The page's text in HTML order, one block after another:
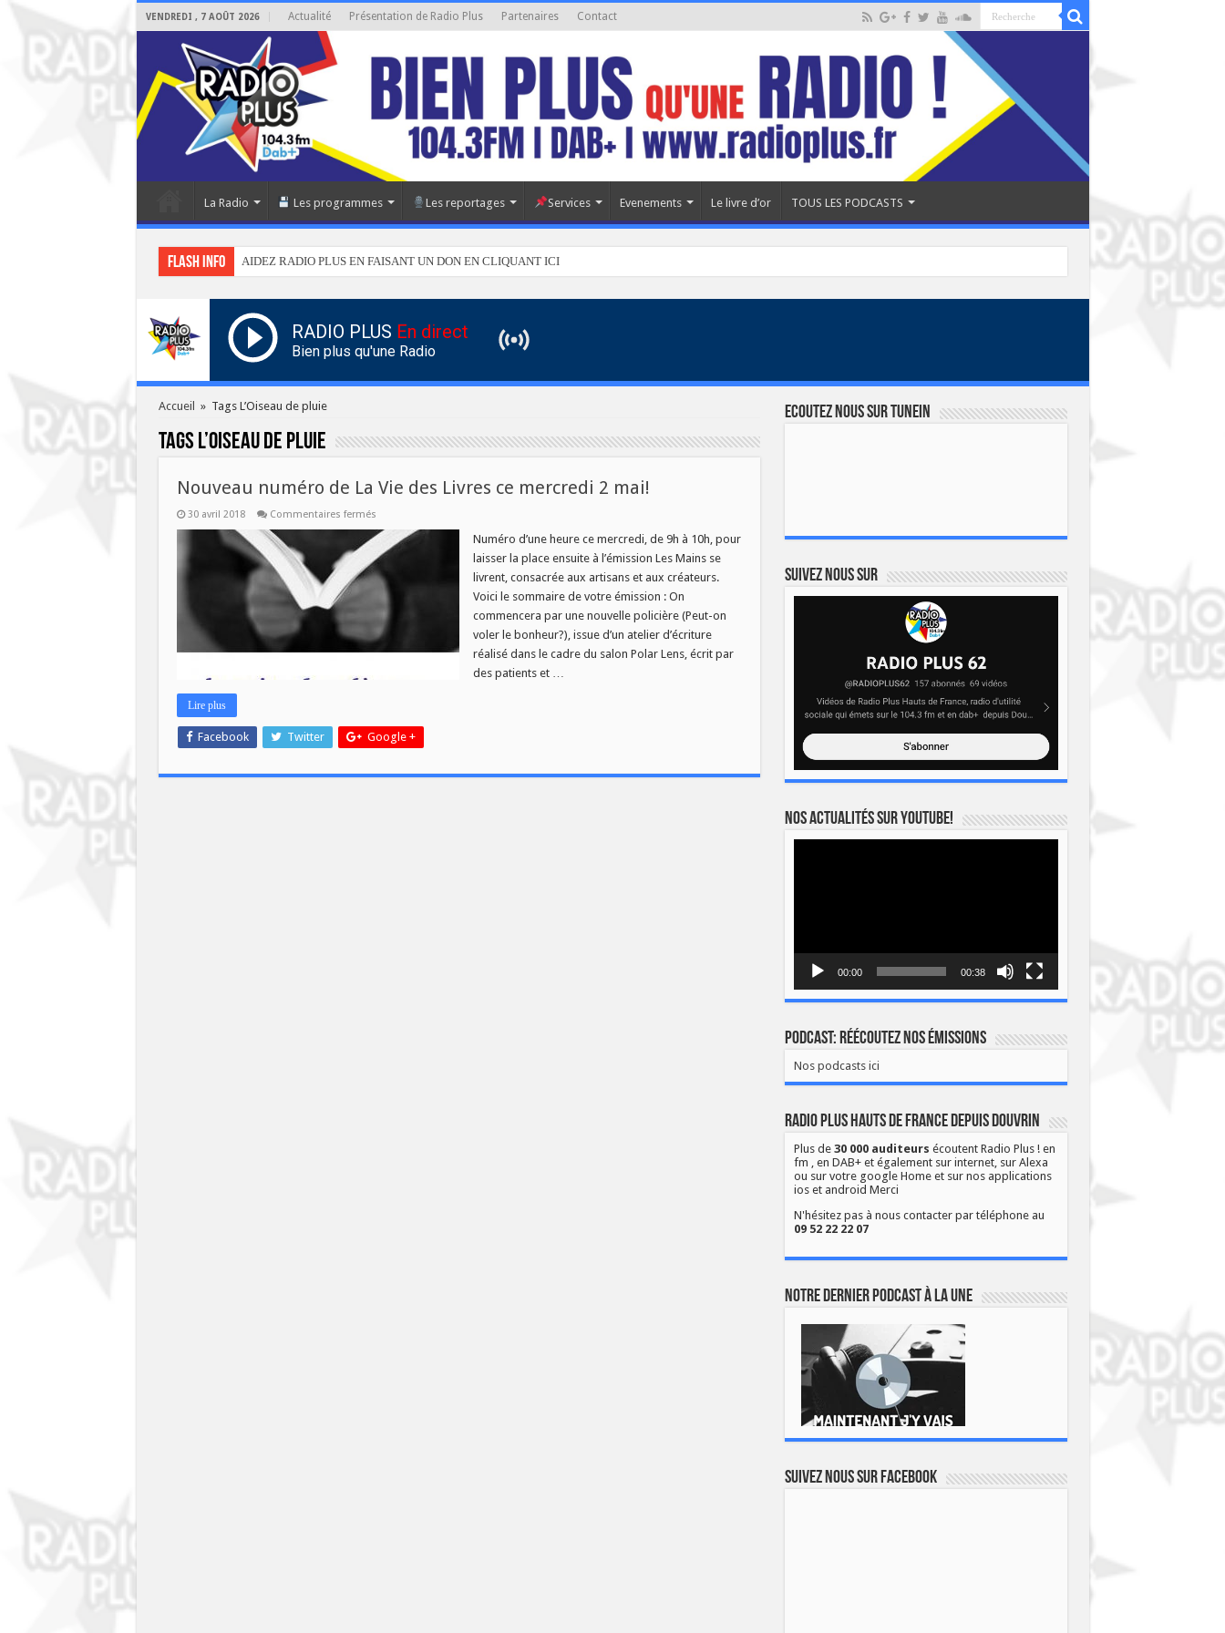
VENDREDI , 7 AOÛT 2026 Actualité Présentation de Radio Plus Partenaires Contact
La Radio Les programmes Les reportages Services Evenements Le livre d’or TOUS LES PODCASTS
Flash info AIDEZ RADIO PLUS EN FAISANT UN DON EN CLIQUANT ICI
RADIO PLUS En direct
Bien plus qu'une Radio
Accueil » Tags L’Oiseau de pluie
Tags L’Oiseau de pluie
Nouveau numéro de La Vie des Livres ce mercredi 2 mai!
30 avril 2018 Commentaires ferméssur
numéro
de
La
Vie
des
Livres
mercredi
2
mai!
Numéro d’une heure ce mercredi, de 9h à 10h, pour
laisser la place ensuite à l’émission Les Mains se
livrent, consacrée aux artisans et aux créateurs.
Voici le sommaire de votre émission : On
commencera par une nouvelle policière (Peut-on
voler le bonheur?), issue d’un atelier d’écriture
réalisé dans le cadre du salon Polar Lens, écrit par
des patients et …
Lire plus
Facebook Twitter Google +
Ecoutez nous sur TuneIn
Suivez nous sur
Nos actualités sur YOUTUBE!
00:00 00:38
Podcast: Réécoutez nos émissions
Nos podcasts ici
Radio Plus Hauts de France depuis Douvrin
Plus de 30 000 auditeurs écoutent Radio Plus ! en
fm , en DAB+ et également sur internet, sur Alexa
ou sur votre google Home et sur nos applications
ios et android Merci
N'hésitez pas à nous contacter par téléphone au
09 52 22 22 07
Notre dernier podcast à la une
Suivez nous sur Facebook